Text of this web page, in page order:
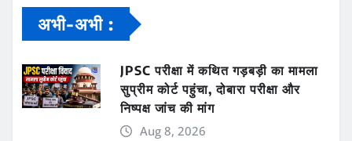
अभी-अभी :
JPSC परीक्षा में कथित गड़बड़ी का मामला
सुप्रीम कोर्ट पहुंचा, दोबारा परीक्षा और
निष्पक्ष जांच की मांग
Aug 8, 2026